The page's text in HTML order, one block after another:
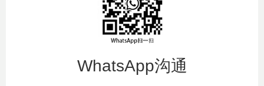
WhatsApp沟通